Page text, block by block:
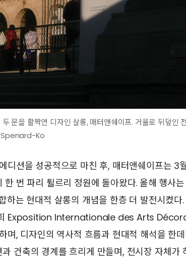
문을 활짝연 디자인 살롱, 매터앤쉐이프. 거울로 뒤덮인
Spenard-Ko
디션을 성공적으로 마친 후, 매터앤쉐이프는 3
한 번 파리 튈르리 정원에 돌아왔다. 올해 행사
하는 현대적 살롱의 개념을 한층 더 발전시켰
회 Exposition Internationale des Arts
며, 디자인의 역사적 흐름과 현대적 해석을 한
건축의 경계를 흐리게 만들며, 전시장 자체가